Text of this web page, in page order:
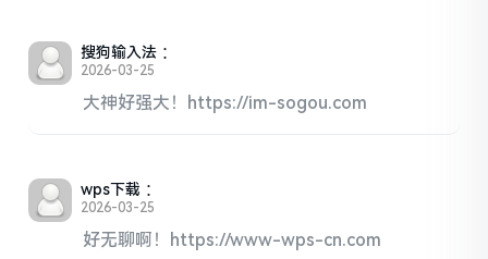
搜狗输入法 ：
2026-03-25
大神好强大！https://im-sogou.com
wps下载 ：
2026-03-25
好无聊啊！https://www-wps-cn.com